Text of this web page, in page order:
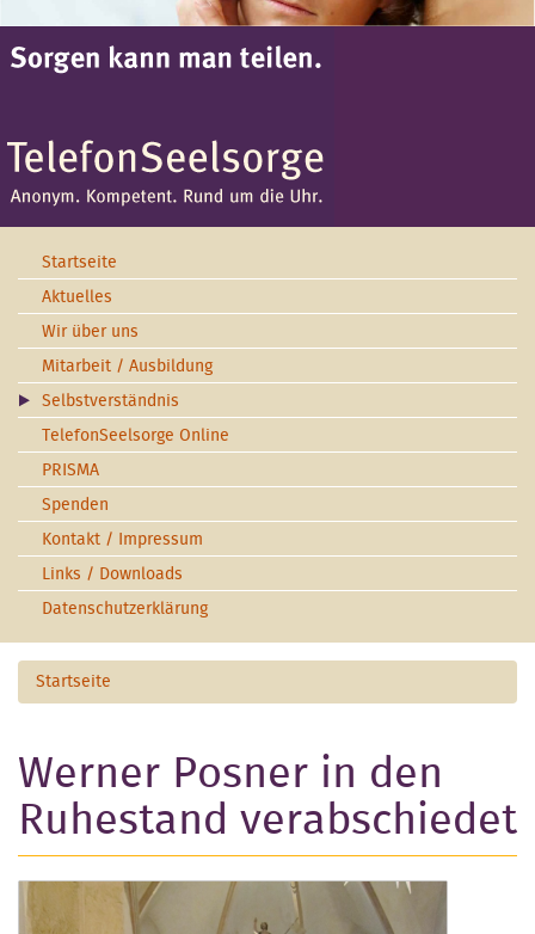
Startseite
Aktuelles
Wir über uns
Mitarbeit / Ausbildung
Selbstverständnis
TelefonSeelsorge Online
PRISMA
Spenden
Kontakt / Impressum
Links / Downloads
Datenschutzerklärung
Startseite
Werner Posner in den
Ruhestand verabschiedet